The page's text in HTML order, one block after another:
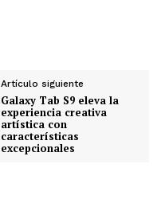
Artículo siguiente
Galaxy Tab S9 eleva la
experiencia creativa
artística con
características
excepcionales